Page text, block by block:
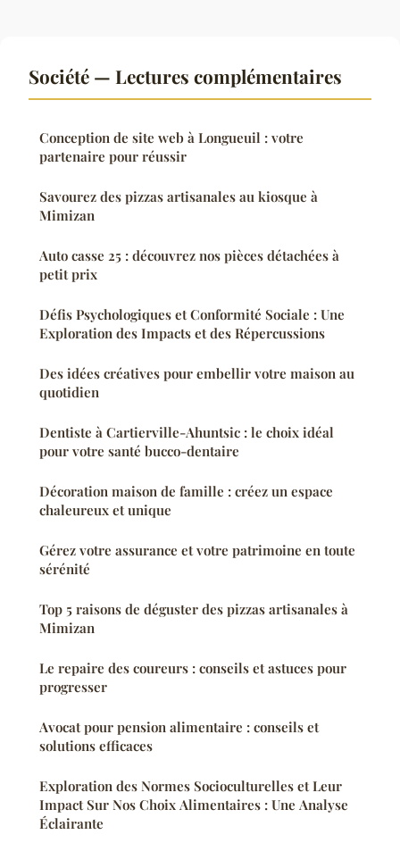
Société — Lectures complémentaires
Conception de site web à Longueuil : votre
partenaire pour réussir
Savourez des pizzas artisanales au kiosque à
Mimizan
Auto casse 25 : découvrez nos pièces détachées à
petit prix
Défis Psychologiques et Conformité Sociale : Une
Exploration des Impacts et des Répercussions
Des idées créatives pour embellir votre maison au
quotidien
Dentiste à Cartierville-Ahuntsic : le choix idéal
pour votre santé bucco-dentaire
Décoration maison de famille : créez un espace
chaleureux et unique
Gérez votre assurance et votre patrimoine en toute
sérénité
Top 5 raisons de déguster des pizzas artisanales à
Mimizan
Le repaire des coureurs : conseils et astuces pour
progresser
Avocat pour pension alimentaire : conseils et
solutions efficaces
Exploration des Normes Socioculturelles et Leur
Impact Sur Nos Choix Alimentaires : Une Analyse
Éclairante